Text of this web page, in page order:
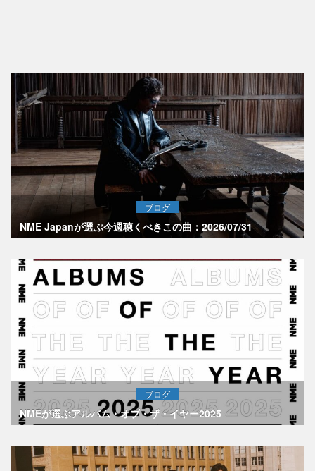
ブログ
NME Japanが選ぶ今週聴くべきこの曲：2026/07/31
ブログ
NMEが選ぶアルバム・オブ・ザ・イヤー2025